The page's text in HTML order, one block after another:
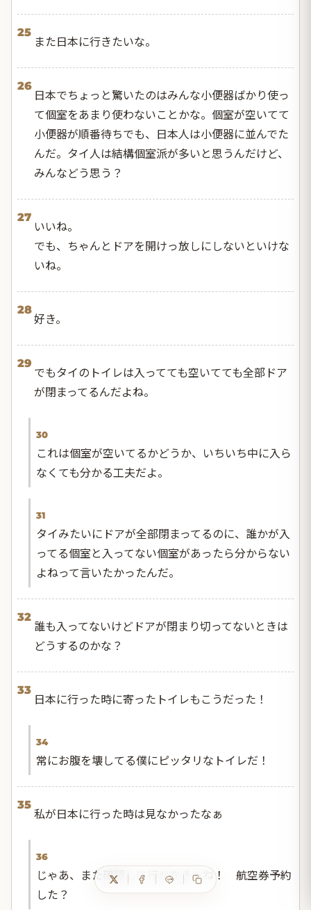
25
また日本に行きたいな。
26
日本でちょっと驚いたのはみんな小便器ばかり使っ
て個室をあまり使わないことかな。個室が空いてて
小便器が順番待ちでも、日本人は小便器に並んでた
んだ。タイ人は結構個室派が多いと思うんだけど、
みんなどう思う？
27
いいね。
でも、ちゃんとドアを開けっ放しにしないといけな
いね。
28
好き。
29
でもタイのトイレは入ってても空いてても全部ドア
が閉まってるんだよね。
30
これは個室が空いてるかどうか、いちいち中に入ら
なくても分かる工夫だよ。
31
タイみたいにドアが全部閉まってるのに、誰かが入
ってる個室と入ってない個室があったら分からない
よねって言いたかったんだ。
32
誰も入ってないけどドアが閉まり切ってないときは
どうするのかな？
33
日本に行った時に寄ったトイレもこうだった！
34
常にお腹を壊してる僕にピッタリなトイレだ！
35
私が日本に行った時は見なかったなぁ
36
じゃあ、また確認しに行かなきゃね！ 航空券予約
した？